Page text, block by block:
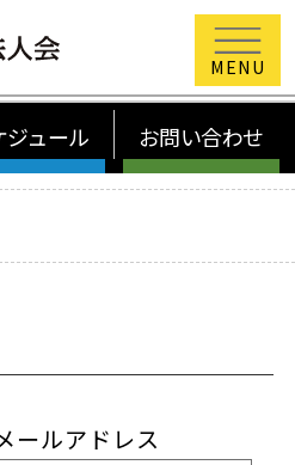
公益社団
ジュール お問い合わせ
ールアドレス